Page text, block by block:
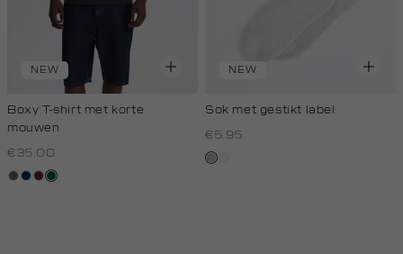
NEW
Boxy T-shirt met korte
mouwen
€35.00
lichtbruin
donkerblauw
bordeaux
donkergroen
NEW
Sok met gestikt label
€5.95
grijs,